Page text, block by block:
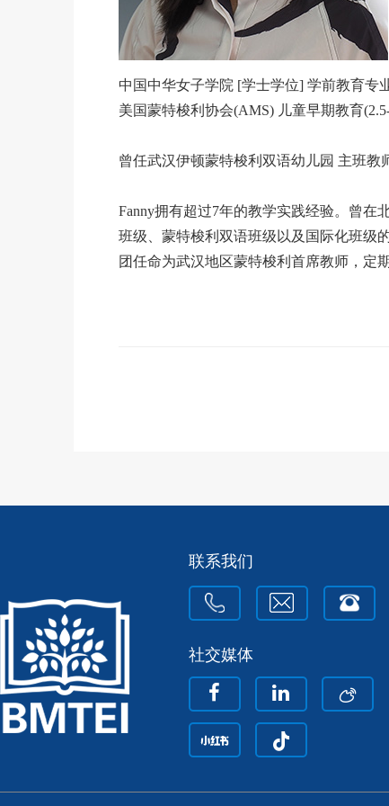
中国中华女子学院 [学士学位] 学前教育专
美国蒙特梭利协会(AMS) 儿童早期教育
曾任武汉伊顿蒙特梭利双语幼儿园 主班教
Fanny拥有超过7年的教学实践经验。曾在
班级、蒙特梭利双语班级以及国际化班级
团任命为武汉地区蒙特梭利首席教师，定
联系我们
社交媒体